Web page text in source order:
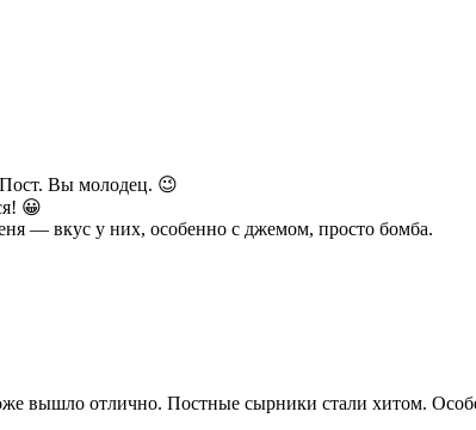
Вы молодец. 😉
😀
— вкус у них, особенно с джемом, просто бомба.
вышло отлично. Постные сырники стали хитом.